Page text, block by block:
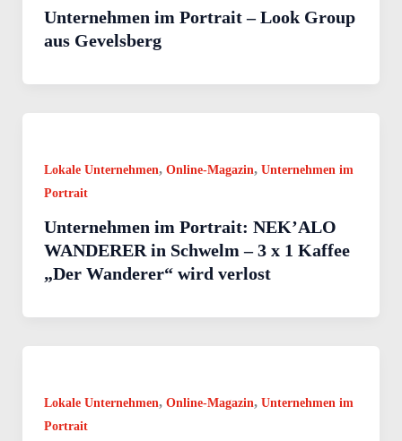
Unternehmen im Portrait – Look Group
aus Gevelsberg
Lokale Unternehmen, Online-Magazin, Unternehmen im
Portrait
Unternehmen im Portrait: NEK’ALO
WANDERER in Schwelm – 3 x 1 Kaffee
„Der Wanderer“ wird verlost
Lokale Unternehmen, Online-Magazin, Unternehmen im
Portrait